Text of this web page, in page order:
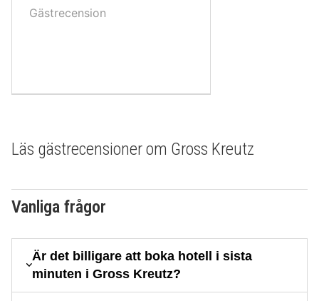
Gästrecension
Läs gästrecensioner om Gross Kreutz
Vanliga frågor
Är det billigare att boka hotell i sista
minuten i Gross Kreutz?